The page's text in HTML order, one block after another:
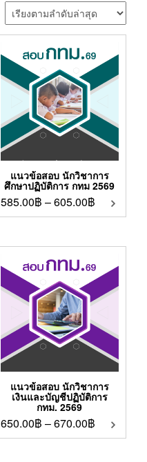
แนวข้อสอบ นักวิชาการ
ศึกษาปฏิบัติการ กทม 2569
585.00฿ –605.00฿
แนวข้อสอบ นักวิชาการ
เงินและบัญชีปฏิบัติการ
กทม. 2569
650.00฿ –670.00฿